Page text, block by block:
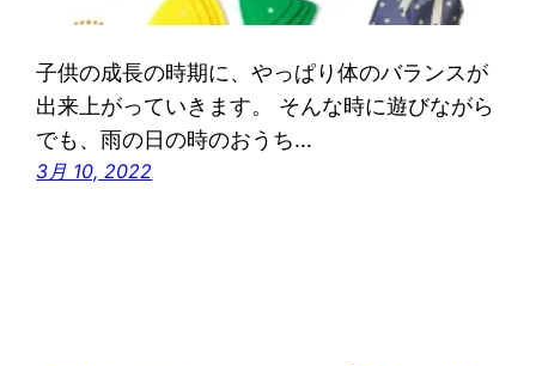
子供の成長の時期に、やっぱり体のバランスが
出来上がっていきます。 そんな時に遊びながら
でも、雨の日の時のおうち…
3月 10, 2022